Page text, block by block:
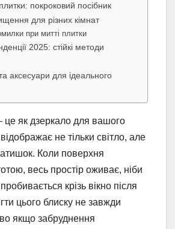
покроковий посібник
для різних кімнат
при митті плитки
2025: стійкі методи
аксесуари для ідеального
це як дзеркало для вашого
відображає не тільки світло, але
Коли поверхня
весь простір оживає, ніби
крізь вікно після
цього блиску не завжди
якщо забруднення